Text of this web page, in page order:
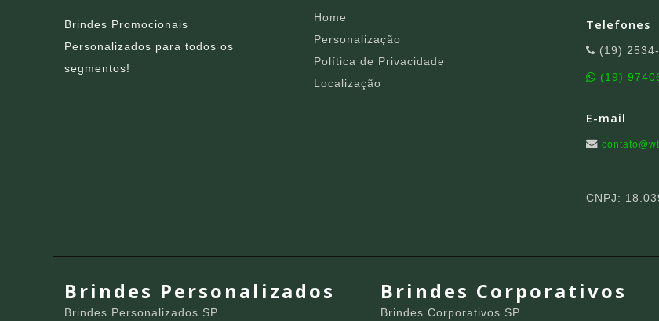
Brindes Promocionais
Personalizados para todos os
segmentos!
Home
Personalização
Política de Privacidade
Localização
Telefones
(19)
(19)
E-mail
CNPJ:
Brindes Personalizados
Brindes Personalizados SP
Brindes Corporativos
Brindes Corporativos SP